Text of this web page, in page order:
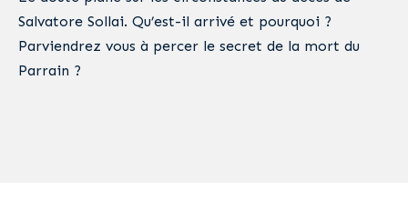
Salvatore Sollai. Qu’est-il arrivé et pourquoi ?
Parviendrez vous à percer le secret de la mort du
Parrain ?